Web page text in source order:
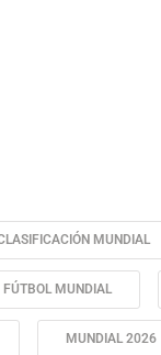
MUNDIAL
FÚTBOL MUNDIAL
MUNDIAL 2026